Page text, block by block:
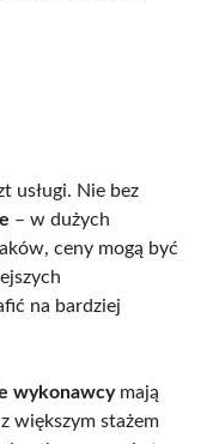
usługi. Nie bez
– w dużych
ceny mogą być
na bardziej
wykonawcymają
większym stażem